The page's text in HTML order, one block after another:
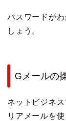
パスワードが
しょう。
Gメールの
ネットビジネ
リアメールを